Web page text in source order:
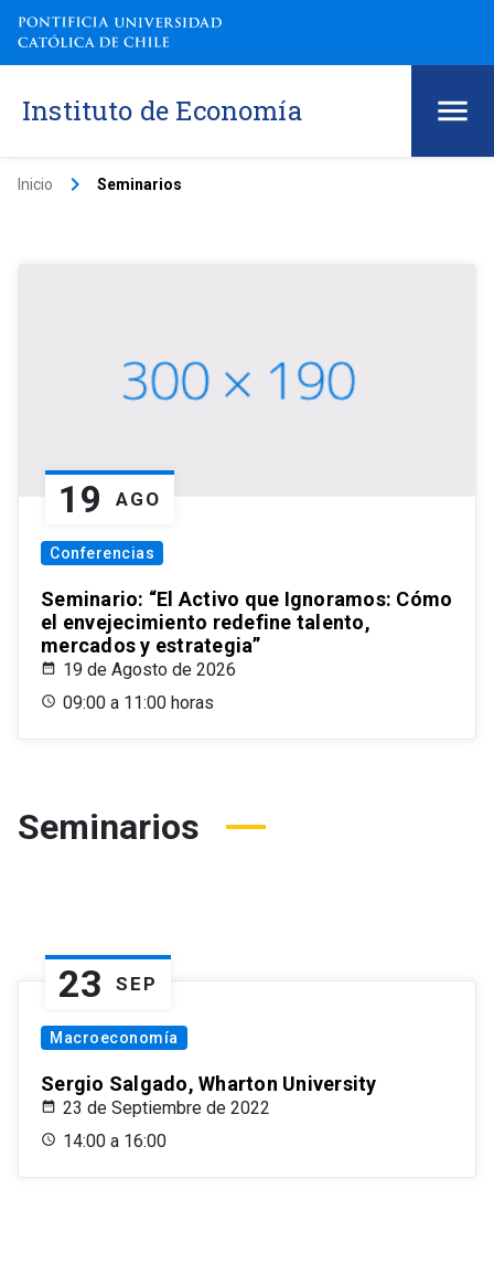
Instituto de Economía
Inicio keyboard_arrow_right Seminarios
19 AGO
Conferencias
Seminario: “El Activo que Ignoramos: Cómo
el envejecimiento redefine talento,
mercados y estrategia”
19 de Agosto de 2026
09:00 a 11:00 horas
Seminarios
23 SEP
Macroeconomía
Sergio Salgado, Wharton University
23 de Septiembre de 2022
14:00 a 16:00